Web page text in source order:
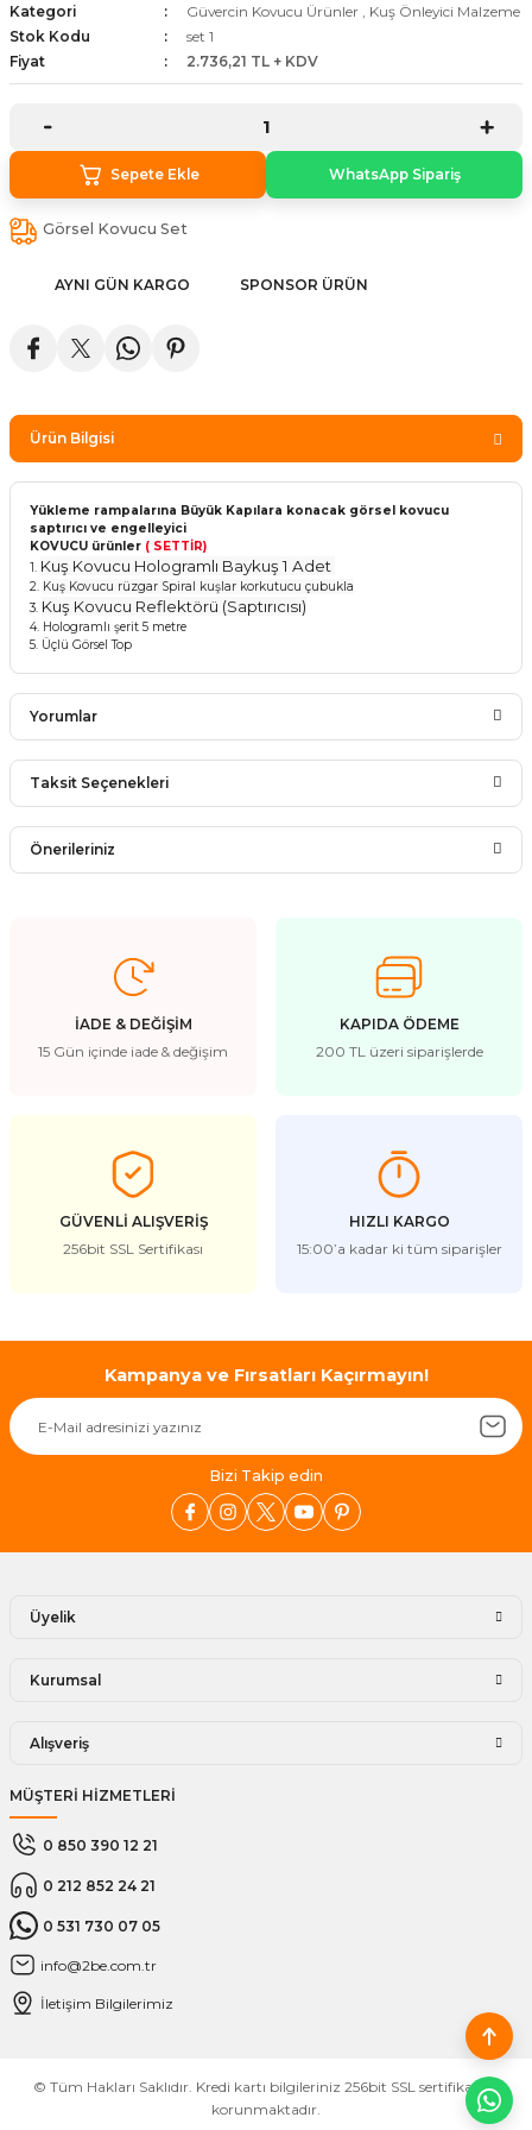
Kovucu Cihazlar
Cihazlar
Tel Çeşitleri
Kategori Güvercin Kovucu Ürünler
Kuş Önleyici Malzeme
Stok Kodu
set 1
Fiyat
2.736,21 TL + KDV
Sepete Ekle WhatsApp Sipariş
Görsel Kovucu Set
AYNI GÜN KARGO SPONSOR ÜRÜN
Ürün Bilgisi
Yükleme rampalarına Büyük Kapılara konacak görsel kovucu
saptırıcı ve engelleyici
KOVUCU ürünler ( SETTİR)
1. Kuş Kovucu Hologramlı Baykuş 1 Adet
2. Kuş Kovucu rüzgar Spiral kuşlar korkutucu çubukla
3. Kuş Kovucu Reflektörü (Saptırıcısı)
4. Hologramlı şerit 5 metre
5. Üçlü Görsel Top
Yorumlar
Bu ürüne ilk yorumu siz yapın!
Taksit Seçenekleri
Önerileriniz
kullanarak tarafımıza iletebilirsiniz.
Görüş ve önerileriniz için teşekkür ederiz.
Ürün resmi kalitesiz, bozuk veya görüntülenemiyor.
Ürün fiyatı diğer sitelerden daha pahalı.
Bu ürüne benzer farklı alternatifler olmalı.
Gönder
İADE & DEĞİŞİM
15 Gün içinde iade & değişim
KAPIDA ÖDEME
200 TL üzeri siparişlerde
GÜVENLİ ALIŞVERİŞ
256bit SSL Sertifikası
HIZLI KARGO
15:00’a kadar ki tüm siparişler
Kampanya ve Fırsatları Kaçırmayın!
Bizi Takip edin
Üyelik
Kurumsal
Alışveriş
MÜŞTERİ HİZMETLERİ
0 850 390 12 21
0 212 852 24 21
0 531 730 07 05
info@2be.com.tr
İletişim Bilgilerimiz
© Tüm Hakları Saklıdır. Kredi kartı bilgileriniz 256bit SSL sertifikası ile
korunmaktadır.